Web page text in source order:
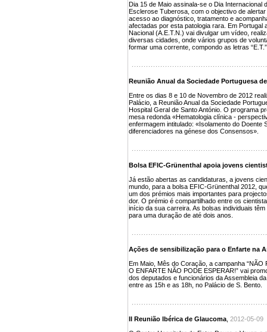
Dia 15 de Maio assinala-se o Dia Internacional
Esclerose Tuberosa, com o objectivo de
acesso ao diagnóstico, tratamento e
afectadas por esta patologia rara. Em
Nacional (A.E.T.N.) vai divulgar um vídeo,
diversas cidades, onde vários grupos de
formar uma corrente, compondo as letras
Reunião Anual da Sociedade Portuguesa
Entre os dias 8 e 10 de Novembro de 2012
Palácio, a Reunião Anual da Sociedade
Hospital Geral de Santo António. O programa
mesa redonda «Hematologia clínica -
enfermagem intitulado: «Isolamento do Doente
diferenciadores na génese dos Consensos».
Bolsa EFIC-Grünenthal apoia jovens
Já estão abertas as candidaturas, a jovens
mundo, para a bolsa EFIC-Grünenthal 2012,
um dos prémios mais importantes para
dor. O prémio é compartilhado entre os
início da sua carreira. As bolsas individuais
para uma duração de até dois anos.
Ações de sensibilização para o Enfarte na
Em Maio, Mês do Coração, a campanha “NÃO
O ENFARTE NÃO PODE ESPERAR!” vai
dos deputados e funcionários da Assembleia
entre as 15h e as 18h, no Palácio de S. Bento.
II Reunião Ibérica de Glaucoma 2012-05-09